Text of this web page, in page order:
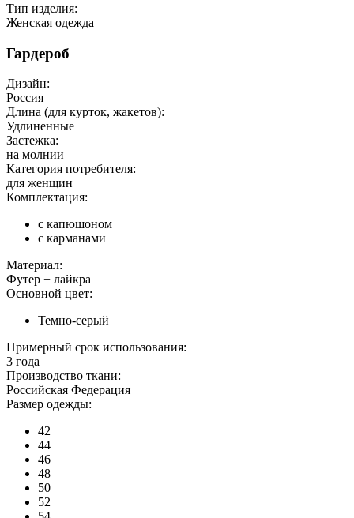
Тип изделия:
Женская одежда
Гардероб
Дизайн:
Россия
Длина (для курток, жакетов):
Удлиненные
Застежка:
на молнии
Категория потребителя:
для женщин
Комплектация:
с капюшоном
с карманами
Материал:
Футер + лайкра
Основной цвет:
Темно-серый
Примерный срок использования:
3 года
Производство ткани:
Российская Федерация
Размер одежды:
42
44
46
48
50
52